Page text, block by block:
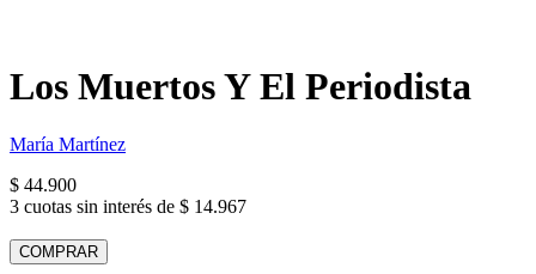
Los Muertos Y El Periodista
María Martínez
$ 44.900
3 cuotas sin interés de $ 14.967
COMPRAR